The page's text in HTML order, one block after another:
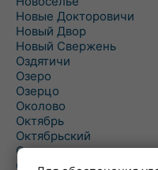
Новые Докторовичи
Новый Двор
Новый Свержень
Оздятичи
Озеро
Озерцо
Околово
Октябрь
Октябрьский
Олехновичи
Омговичи